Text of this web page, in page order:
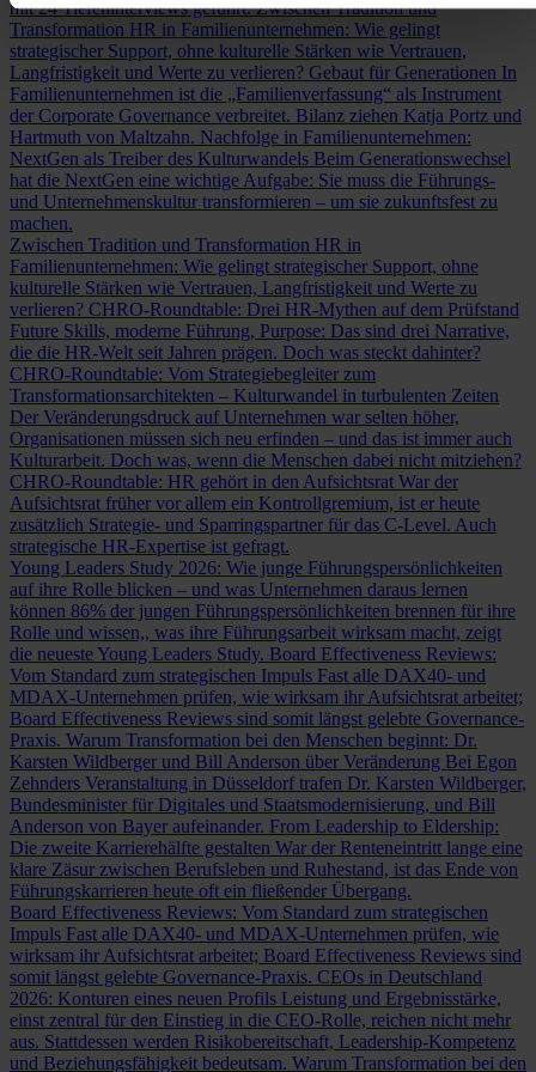
mit 24 Tiefeninterviews geführt.Zwischen Tradition und
Transformation HR in Familienunternehmen: Wie gelingt
strategischer Support, ohne kulturelle Stärken wie Vertrauen,
Langfristigkeit und Werte zu verlieren? Gebaut für Generationen In
Familienunternehmen ist die „Familienverfassung“ als Instrument
der Corporate Governance verbreitet. Bilanz ziehen Katja Portz und
Hartmuth von Maltzahn. Nachfolge in Familienunternehmen:
NextGen als Treiber des Kulturwandels Beim Generationswechsel
hat die NextGen eine wichtige Aufgabe: Sie muss die Führungs-
und Unternehmenskultur transformieren – um sie zukunftsfest zu
machen.
Zwischen Tradition und Transformation HR in
Familienunternehmen: Wie gelingt strategischer Support, ohne
kulturelle Stärken wie Vertrauen, Langfristigkeit und Werte zu
verlieren? CHRO-Roundtable: Drei HR-Mythen auf dem Prüfstand
Future Skills, moderne Führung, Purpose: Das sind drei Narrative,
die die HR-Welt seit Jahren prägen. Doch was steckt dahinter?
CHRO-Roundtable: Vom Strategiebegleiter zum
Transformationsarchitekten – Kulturwandel in turbulenten Zeiten
Der Veränderungsdruck auf Unternehmen war selten höher,
Organisationen müssen sich neu erfinden – und das ist immer auch
Kulturarbeit. Doch was, wenn die Menschen dabei nicht mitziehen?
CHRO-Roundtable: HR gehört in den Aufsichtsrat War der
Aufsichtsrat früher vor allem ein Kontrollgremium, ist er heute
zusätzlich Strategie- und Sparringspartner für das C-Level. Auch
strategische HR-Expertise ist gefragt.
Young Leaders Study 2026: Wie junge Führungspersönlichkeiten
auf ihre Rolle blicken – und was Unternehmen daraus lernen
können 86% der jungen Führungspersönlichkeiten brennen für ihre
Rolle und wissen,, was ihre Führungsarbeit wirksam macht, zeigt
die neueste Young Leaders Study. Board Effectiveness Reviews:
Vom Standard zum strategischen Impuls Fast alle DAX40- und
MDAX-Unternehmen prüfen, wie wirksam ihr Aufsichtsrat arbeitet;
Board Effectiveness Reviews sind somit längst gelebte Governance-
Praxis. Warum Transformation bei den Menschen beginnt: Dr.
Karsten Wildberger und Bill Anderson über Veränderung Bei Egon
Zehnders Veranstaltung in Düsseldorf trafen Dr. Karsten Wildberger,
Bundesminister für Digitales und Staatsmodernisierung, und Bill
Anderson von Bayer aufeinander. From Leadership to Eldership:
Die zweite Karrierehälfte gestalten War der Renteneintritt lange eine
klare Zäsur zwischen Berufsleben und Ruhestand, ist das Ende von
Führungskarrieren heute oft ein fließender Übergang.
Board Effectiveness Reviews: Vom Standard zum strategischen
Impuls Fast alle DAX40- und MDAX-Unternehmen prüfen, wie
wirksam ihr Aufsichtsrat arbeitet; Board Effectiveness Reviews sind
somit längst gelebte Governance-Praxis. CEOs in Deutschland
2026: Konturen eines neuen Profils Leistung und Ergebnisstärke,
einst zentral für den Einstieg in die CEO-Rolle, reichen nicht mehr
aus. Stattdessen werden Risikobereitschaft, Leadership-Kompetenz
und Beziehungsfähigkeit bedeutsam. Warum Transformation bei den